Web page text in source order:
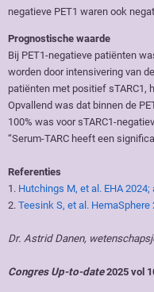
negatieve PET1 waren ook
Prognostische waarde
Bij PET1-negatieve patiënten
worden door intensivering van
patiënten met positief sTARC1,
Opvallend was dat binnen de
100% was voor sTARC1-
“Serum-TARC heeft een
Referenties
1. Hutchings M, et al. EHA
2. Teesink S, et al.
Dr. Astrid Danen,
Congres Up-to-date2025 vol